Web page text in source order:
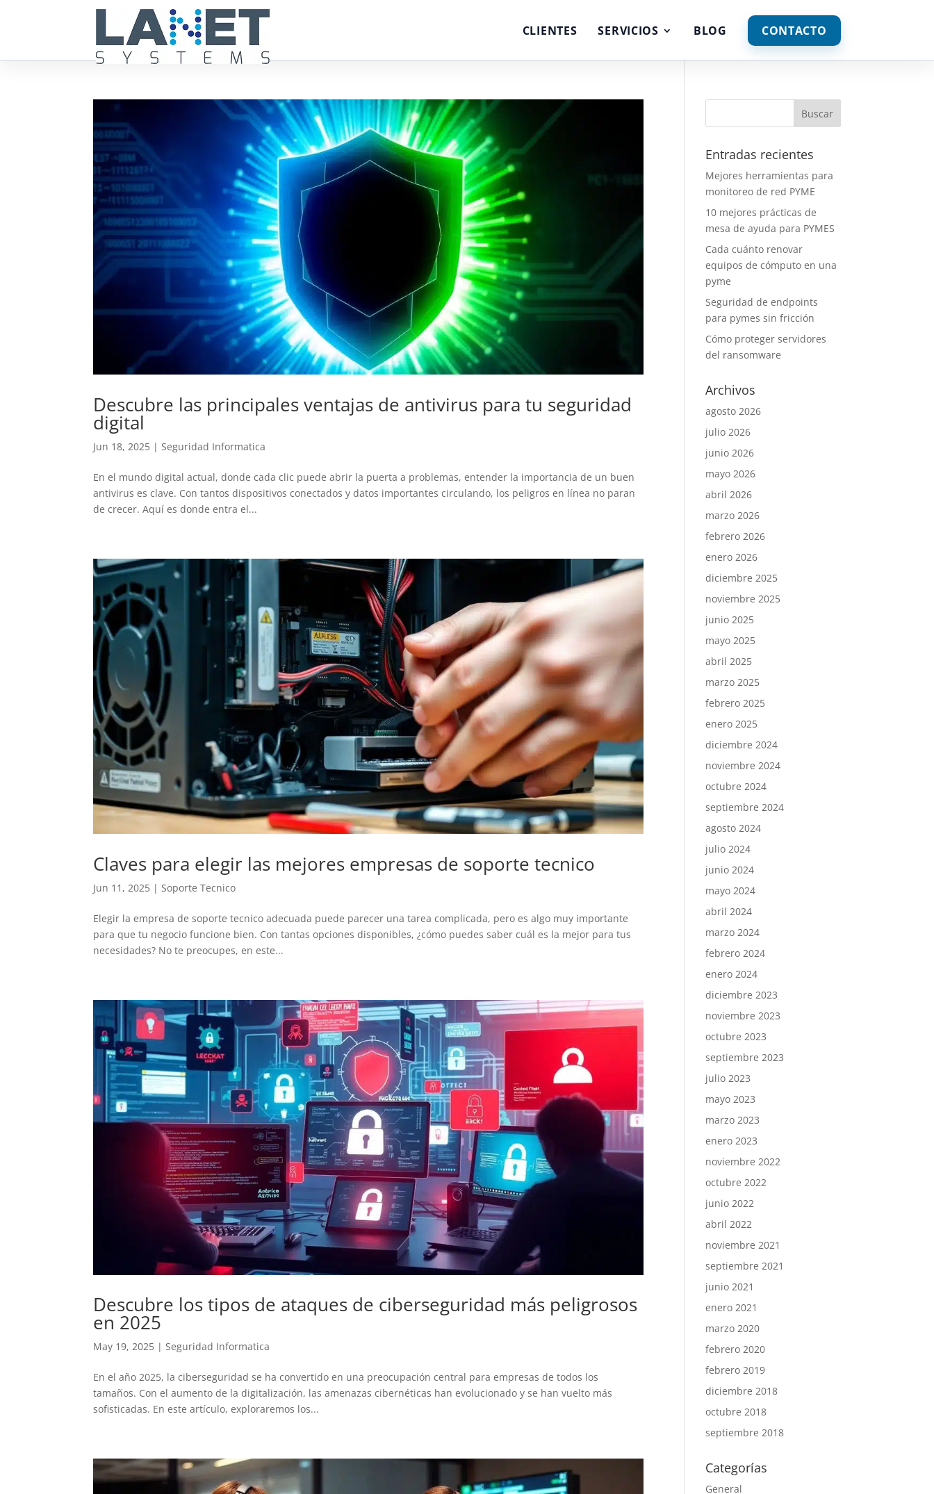
CLIENTES SERVICIOS BLOG CONTACTO
Descubre las principales ventajas de antivirus para tu seguridad
digital
Jun 18, 2025 | Seguridad Informatica
En el mundo digital actual, donde cada clic puede abrir la puerta a problemas, entender la importancia de un buen
antivirus es clave. Con tantos dispositivos conectados y datos importantes circulando, los peligros en línea no paran
de crecer. Aquí es donde entra el...
Claves para elegir las mejores empresas de soporte tecnico
Jun 11, 2025 | Soporte Tecnico
Elegir la empresa de soporte tecnico adecuada puede parecer una tarea complicada, pero es algo muy importante
para que tu negocio funcione bien. Con tantas opciones disponibles, ¿cómo puedes saber cuál es la mejor para tus
necesidades? No te preocupes, en este...
Descubre los tipos de ataques de ciberseguridad más peligrosos
en 2025
May 19, 2025 |Seguridad Informatica
En el año 2025, la ciberseguridad se ha convertido en una preocupación central para empresas de todos los
tamaños. Con el aumento de la digitalización, las amenazas cibernéticas han evolucionado y se han vuelto más
sofisticadas. En este artículo, exploraremos los...
Entradas recientes
Mejores herramientas para
monitoreo de red PYME
10 mejores prácticas de
mesa de ayuda para PYMES
Cada cuánto renovar
equipos de cómputo en una
pyme
Seguridad de endpoints
para pymes sin fricción
Cómo proteger servidores
del ransomware
Archivos
agosto 2026
julio 2026
junio 2026
mayo 2026
abril 2026
marzo 2026
febrero 2026
enero 2026
diciembre 2025
noviembre 2025
junio 2025
mayo 2025
abril 2025
marzo 2025
febrero 2025
enero 2025
diciembre 2024
noviembre 2024
octubre 2024
septiembre 2024
agosto 2024
julio 2024
junio 2024
mayo 2024
abril 2024
marzo 2024
febrero 2024
enero 2024
diciembre 2023
noviembre 2023
octubre 2023
septiembre 2023
julio 2023
mayo 2023
marzo 2023
enero 2023
noviembre 2022
octubre 2022
junio 2022
abril 2022
noviembre 2021
septiembre 2021
junio 2021
enero 2021
marzo 2020
febrero 2020
febrero 2019
diciembre 2018
octubre 2018
septiembre 2018
Categorías
General